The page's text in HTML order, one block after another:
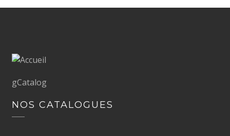
gCatalog
NOS CATALOGUES